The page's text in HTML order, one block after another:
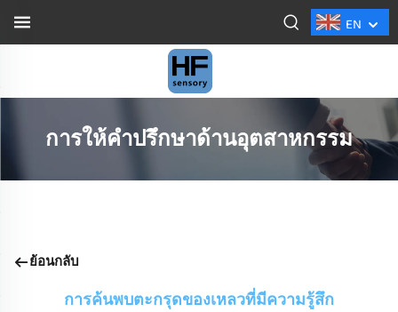
EN
การให้คําปรึกษาด้านอุตสาหกรรม
ย้อนกลับ
การค้นพบตะกรุดของเหลวที่มีความรู้สึก